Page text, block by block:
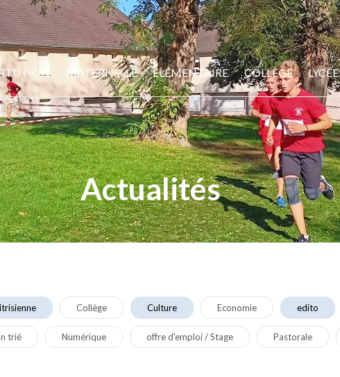
MATERNELLE ELÉMENTAIRE COLLÈGE LYCÉE
Actualités
Collège Culture Economie edito
trié Numérique offre d'emploi / Stage Pastorale